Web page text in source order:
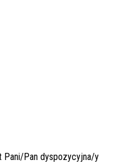
Pani/Pan dyspozycyjna/y